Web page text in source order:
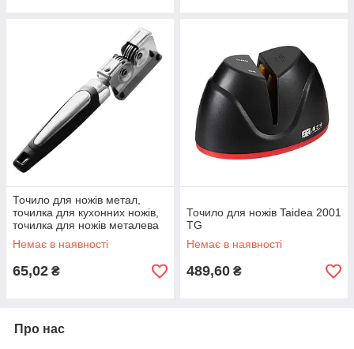
Точило для ножів метал,
точилка для кухонних ножів,
точилка для ножів металева
Немає в наявності
65,02 ₴
Точило для ножів Taidea 2001
TG
Немає в наявності
489,60 ₴
Про нас